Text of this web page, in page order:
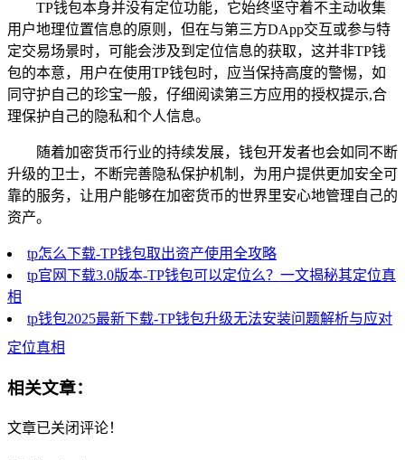
TP钱包本身并没有定位功能，它始终坚守着不主动收集
用户地理位置信息的原则，但在与第三方DApp交互或参与特
定交易场景时，可能会涉及到定位信息的获取，这并非TP钱
包的本意，用户在使用TP钱包时，应当保持高度的警惕，如
同守护自己的珍宝一般，仔细阅读第三方应用的授权提示,合
理保护自己的隐私和个人信息。
随着加密货币行业的持续发展，钱包开发者也会如同不断
升级的卫士，不断完善隐私保护机制，为用户提供更加安全可
靠的服务，让用户能够在加密货币的世界里安心地管理自己的
资产。
tp怎么下载-TP钱包取出资产使用全攻略
tp官网下载3.0版本-TP钱包可以定位么？一文揭秘其定位真
相
tp钱包2025最新下载-TP钱包升级无法安装问题解析与应对
定位真相
相关文章：
文章已关闭评论！